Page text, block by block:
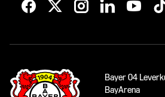
Bayer 04
BayArena